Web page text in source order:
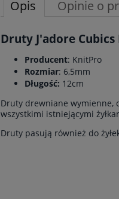
Opis Opinie o
Druty J'adore
Producent: KnitPro
Rozmiar: 6,5mm
Długość: 12cm
Druty drewniane wymienne,
wszystkimi istniejącymi
Druty pasują również do